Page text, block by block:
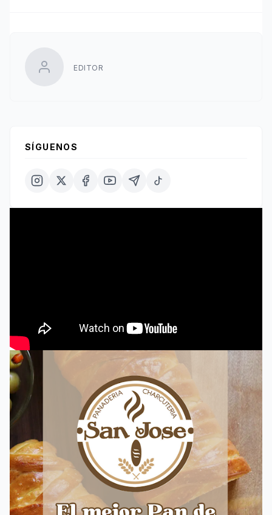
EDITOR
SÍGUENOS